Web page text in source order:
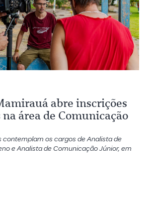
abre inscrições
na área de Comunicação
contemplam os cargos de Analista de
e Analista de Comunicação Júnior, em